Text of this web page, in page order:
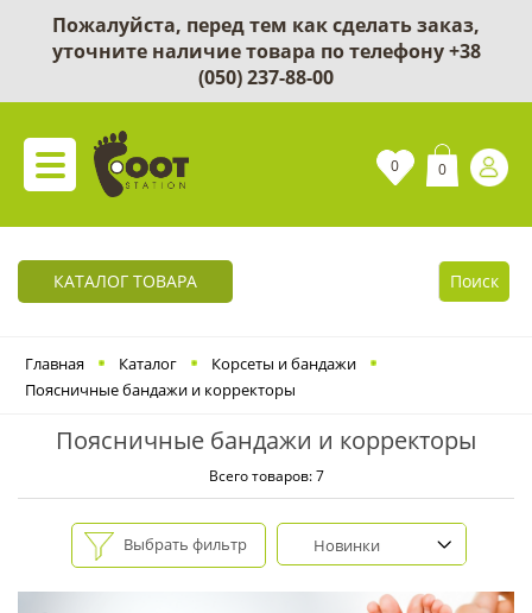
Пожалуйста, перед тем как сделать заказ,
уточните наличие товара по телефону+38
(050) 237-88-00
0 0
КАТАЛОГ ТОВАРА Поиск
Главная Каталог
Корсеты и бандажи
Поясничные бандажи и корректоры
Поясничные бандажи и корректоры
Всего товаров: 7
Выбрать фильтр Новинки